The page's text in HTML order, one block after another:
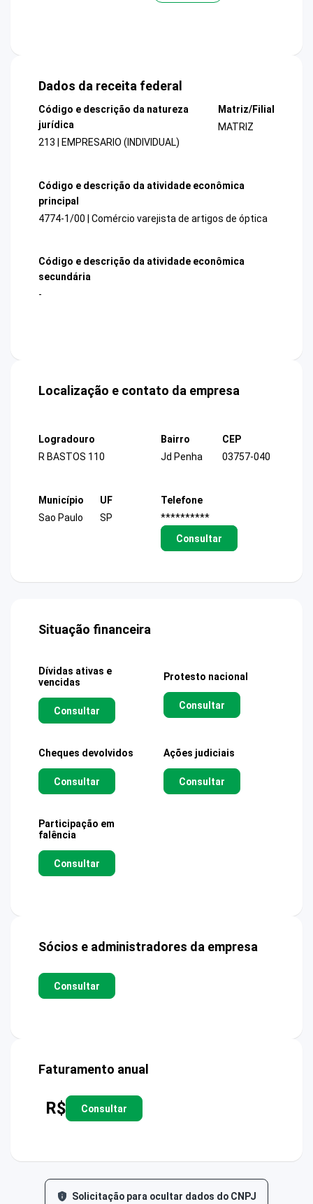
Dados da receita federal
Código e descrição da natureza
jurídica
213 | EMPRESARIO (INDIVIDUAL)
Matriz/Filial
MATRIZ
Código e descrição da atividade econômica
principal
4774-1/00 | Comércio varejista de artigos de óptica
Código e descrição da atividade econômica
secundária
-
Localização e contato da empresa
Logradouro
R BASTOS 110
Bairro
Jd Penha
CEP
03757-040
Município
Sao Paulo
UF
SP
Telefone
**********
Consultar
Situação financeira
Dívidas ativas e
vencidas
Consultar
Protesto nacional
Consultar
Cheques devolvidos
Consultar
Ações judiciais
Consultar
Participação em
falência
Consultar
Sócios e administradores da empresa
Consultar
Faturamento anual
R$ Consultar
Solicitação para ocultar dados do CNPJ